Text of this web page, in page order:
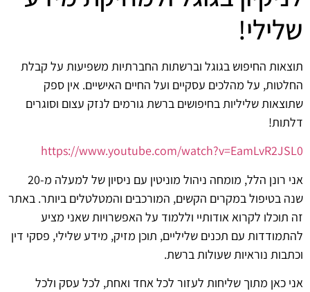
שלילי!
תוצאות החיפוש בגוגל וברשתות החברתיות משפיעות על קבלת
החלטות, על מהלכים עסקיים ועל החיים האישיים. אין ספק
שתוצאות שליליות בחיפושים ברשת גורמים לנזק עצום וסוגרים
דלתות!
https://www.youtube.com/watch?v=EamLvR2JSL0
אני רונן הלל, מומחה ניהול מוניטין עם ניסיון של למעלה מ-20
שנה בטיפול במקרים הקשים, המורכבים והמטלטלים ביותר. באתר
זה תוכלו לקרוא אודותיי וללמוד על האפשרויות שאני מציע
להתמודדות עם תכנים שליליים, תוכן מזיק, מידע שלילי, פסקי דין
וכתבות נוראיות שעולות ברשת.
אני כאן מתוך שליחות לעזור לכל אחד ואחת, לכל עסק ולכל